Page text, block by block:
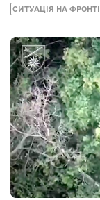
СИТУАЦІЯ НА ФРОНТІ